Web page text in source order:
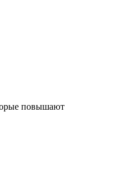
повышают